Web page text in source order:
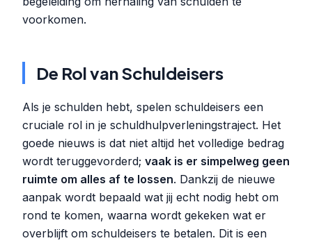
voorkomen.
De Rol van Schuldeisers
Als je schulden hebt, spelen schuldeisers een
cruciale rol in je schuldhulpverleningstraject. Het
goede nieuws is dat niet altijd het volledige bedrag
wordt teruggevorderd; vaak is er simpelweg geen
ruimte om alles af te lossen. Dankzij de nieuwe
aanpak wordt bepaald wat jij echt nodig hebt om
rond te komen, waarna wordt gekeken wat er
overblijft om schuldeisers te betalen. Dit is een